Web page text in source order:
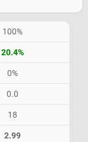
100%
20.4%
0%
0.0
18
2.99